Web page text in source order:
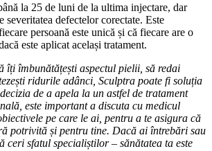
la 25 de luni de la ultima injectare, dar
severitatea defectelor corectate. Este
persoană este unică și că fiecare are o
este aplicat același tratament.
îți îmbunătățești aspectul pielii, să redai
ridurile adânci, Sculptra poate fi soluția
de a apela la un astfel de tratament
este important a discuta cu medicul
pe care le ai, pentru a te asigura că
potrivită și pentru tine. Dacă ai întrebări sau
ceri sfatul specialiștilor – sănătatea ta este